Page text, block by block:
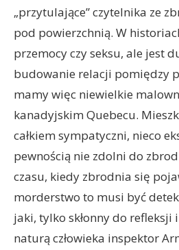
„przytulające” czytelnika ze
pod powierzchnią. W
przemocy czy seksu, ale jest
budowanie relacji pomiędzy
mamy więc niewielkie
kanadyjskim Quebecu.
całkiem sympatyczni, nieco
pewnością nie zdolni do
czasu, kiedy zbrodnia się
morderstwo to musi być
jaki, tylko skłonny do refleksji
naturą człowieka inspektor